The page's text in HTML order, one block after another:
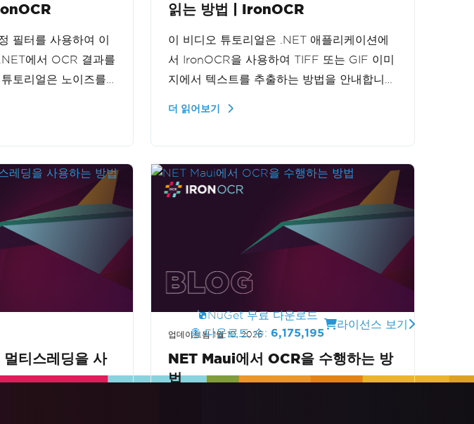
필터를 사용하여 이
에서 OCR 결과를
토리얼은 노이즈를
읽는 방법 | IronOCR
이 비디오 튜토리얼은 .NET 애플리케이션에
서 IronOCR을 사용하여 TIFF 또는 GIF 이미
지에서 텍스트를 추출하는 방법을 안내합니
별로 배울 수 있습니다.
더 읽어보기
티스레딩을 사
업데이트됨1월 10, 2026
NET Maui에서 OCR을 수행하는 방
법
NuGet 무료 다운로드
총 다운로드 수: 6,175,195
라이선스 보기